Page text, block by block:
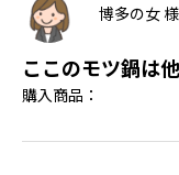
博多の女 様
ここのモツ鍋は
購入商品：